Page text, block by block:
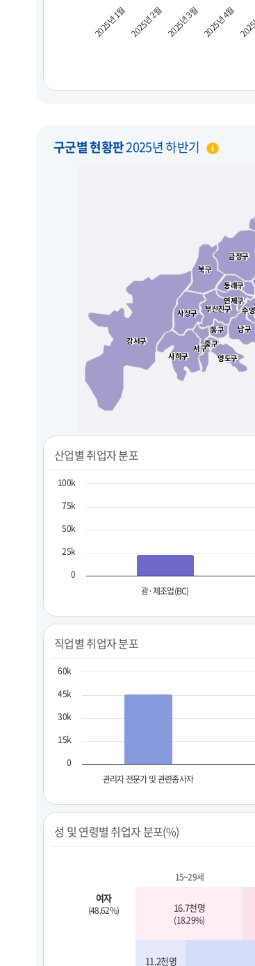
2025년 4월
2025년 3월
2025년 2월
2025년 1월
구군별 현황판2025년 하반기
강서구
강서구
사상구
사상구
서구
서구
사하구
사하구
중구
중구
영도구
영도구
동구
동구 남구
남구
부산진구
부산진구
연제구
연제구
동래구
동래구
북구
북구
금정구
금정구
수
수
산업별 취업자 분포
광·제조업(BC)
0
25k
50k
75k
100k
직업별 취업자 분포
관리자 전문가 및 관련종사자
0
15k
30k
45k
60k
성 및 연령별 취업자 분포(%)
여자
(48.62%)
15~29세
16.7천명
(18.29%)
11.2천명